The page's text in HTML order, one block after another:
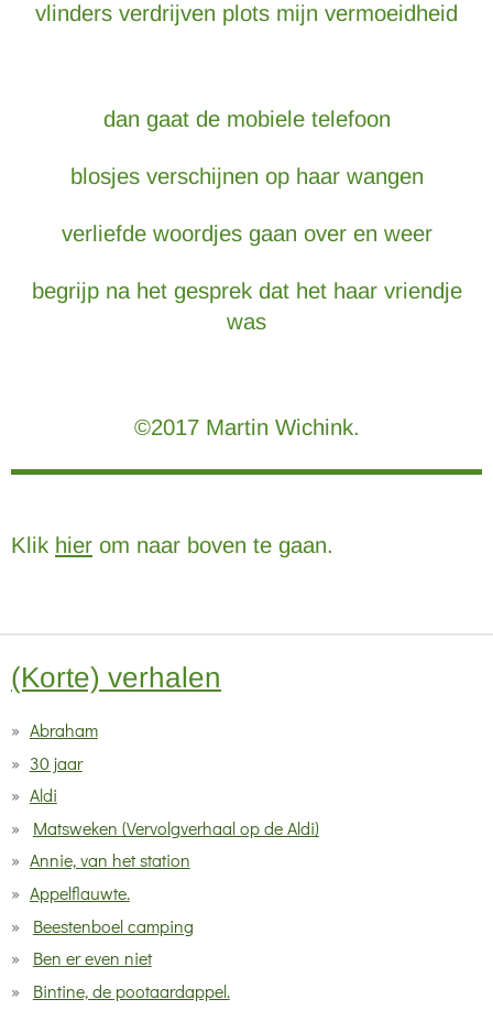
vlinders verdrijven plots mijn vermoeidheid
dan gaat de mobiele telefoon
blosjes verschijnen op haar wangen
verliefde woordjes gaan over en weer
begrijp na het gesprek dat het haar vriendje
was
©2017 Martin Wichink.
Klik hier om naar boven te gaan.
(Korte) verhalen
Abraham
30 jaar
Aldi
Matsweken (Vervolgverhaal op de Aldi)
Annie, van het station
Appelflauwte.
Beestenboel camping
Ben er even niet
Bintine, de pootaardappel.